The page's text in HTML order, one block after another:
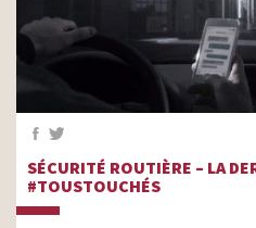
SÉCURITÉ ROUTIÈRE – LA
#TOUSTOUCHÉS